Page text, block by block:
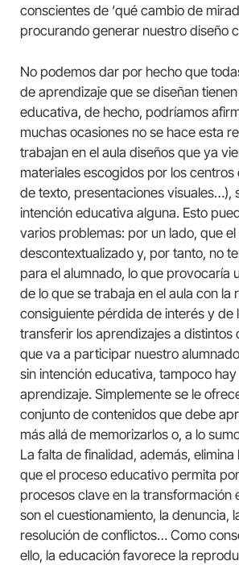
conscientes de ‘qué cambio de
procurando generar nuestro diseño
No podemos dar por hecho que
de aprendizaje que se diseñan
educativa, de hecho, podríamos
muchas ocasiones no se hace esta
trabajan en el aula diseños que ya
materiales escogidos por los
de texto, presentaciones visuales…),
intención educativa alguna. Esto
varios problemas: por un lado, que
descontextualizado y, por tanto, no
para el alumnado, lo que provocaría
de lo que se trabaja en el aula con la
consiguiente pérdida de interés y de
transferir los aprendizajes a distintos
que va a participar nuestro
sin intención educativa, tampoco
aprendizaje. Simplemente se le
conjunto de contenidos que debe
más allá de memorizarlos o, a lo
La falta de finalidad, además,
que el proceso educativo permita
procesos clave en la transformación
son el cuestionamiento, la denuncia,
resolución de conflictos… Como
ello, la educación favorece la